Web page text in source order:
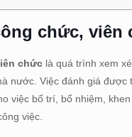
chức, viên
chức là quá trình xem
nước. Việc đánh giá
việc bố trí, bổ nhiệm,
việc.